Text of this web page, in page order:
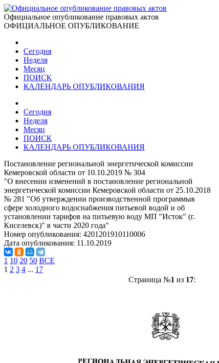
Официальное опубликование правовых актов
ОФИЦИАЛЬНОЕ ОПУБЛИКОВАНИЕ
Сегодня
Неделя
Месяц
ПОИСК
КАЛЕНДАРЬ ОПУБЛИКОВАНИЯ
Сегодня
Неделя
Месяц
ПОИСК
КАЛЕНДАРЬ ОПУБЛИКОВАНИЯ
Постановление региональной энергетической комиссии
Кемеровской области от 10.10.2019 № 304
"О внесении изменений в постановление региональной
энергетической комиссии Кемеровской области от 25.10.2018
№ 281 "Об утверждении производственной программыв
сфере холодного водоснабжения питьевой водой и об
установлении тарифов на питьевую воду МП "Исток" (г.
Киселевск)" в части 2020 года"
Номер опубликования: 4201201910110006
Дата опубликования: 11.10.2019
1 10 20 50 ВСЕ
1 2 3 4 ... 17
Страница №1 из 17: